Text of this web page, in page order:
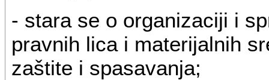
- stara se o organizaciji i
pravnih lica i materijalnih
zaštite i spasavanja;